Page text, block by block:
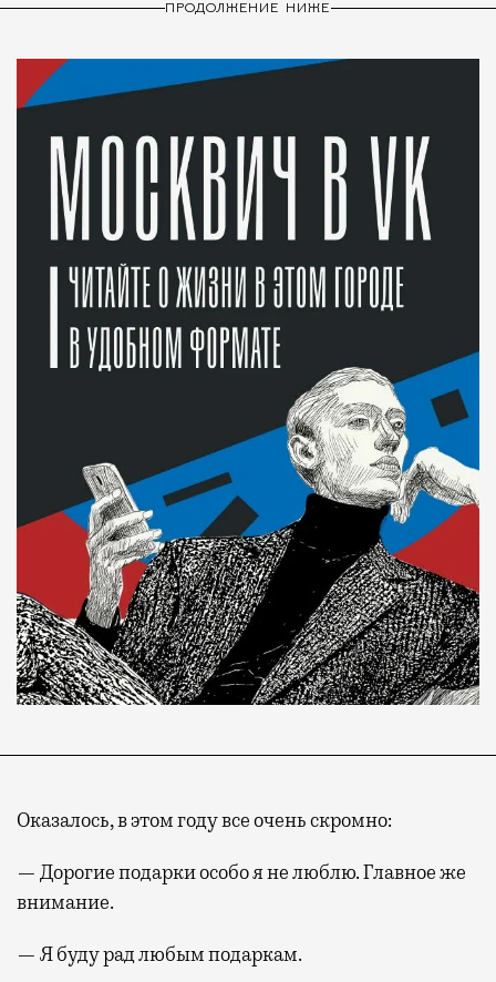
ПРОДОЛЖЕНИЕ НИЖЕ
Оказалось, в этом году все очень скромно:
— Дорогие подарки особо я не люблю. Главное же
внимание.
— Я буду рад любым подаркам.